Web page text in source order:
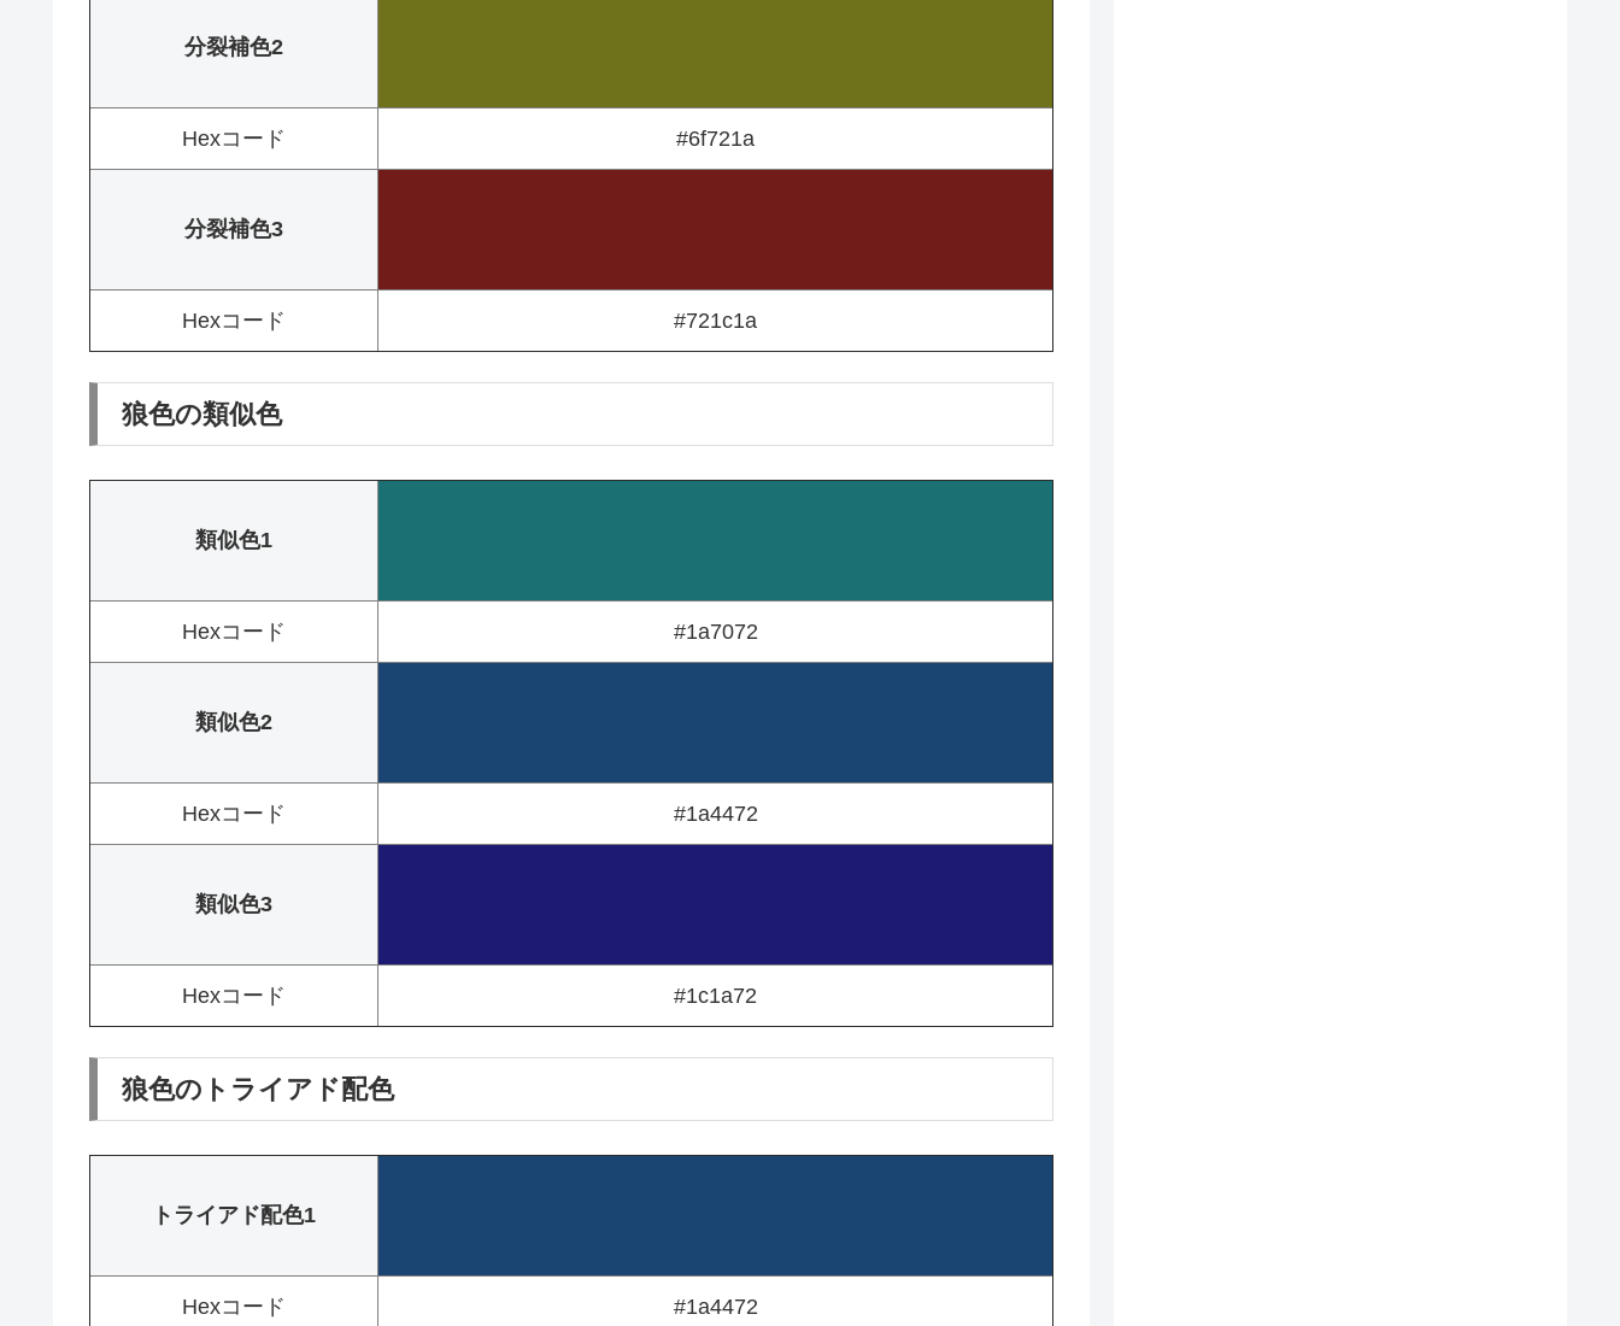
分裂補色2
Hexコード #6f721a
分裂補色3
Hexコード #721c1a
狼色の類似色
類似色1
Hexコード #1a7072
類似色2
Hexコード #1a4472
類似色3
Hexコード #1c1a72
狼色のトライアド配色
トライアド配色1
Hexコード #1a4472